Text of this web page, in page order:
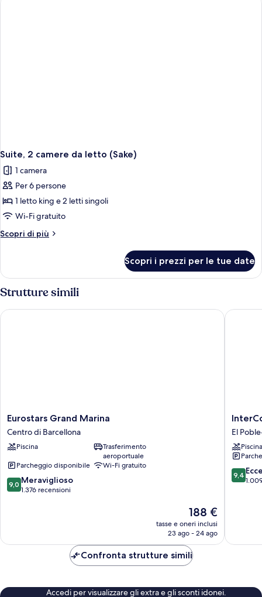
Suite, 2 camere da letto (Sake)
1 camera
Per 6 persone
1 letto king e 2 letti singoli
Wi-Fi gratuito
Scopri di più
Altri
2
da
(Sake)
Scopri i prezzi per le tue date
Strutture simili
Eurostars
Grand
Marina
Centro
Barcellona
Eurostars Grand Marina
Centro di Barcellona
Piscina
Trasferimento
aeroportuale
Parcheggio disponibile
Wi-Fi gratuito
9.0
su
9,0 Meraviglioso
1.376 recensioni
Il
prezzo
attuale
188 €
188 €
tasse e oneri inclusi
23 ago - 24 ago
Eurostars Grand Marina
by
IHG
El
Poble-
sec
El
Piscina
9.4
su
9,4
Confronta strutture simili
Accedi per visualizzare gli extra e gli sconti idonei.